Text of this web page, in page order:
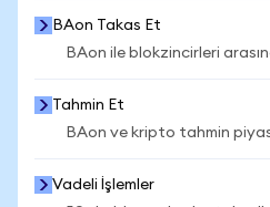
BAon Takas Et
BAon ile blokzincirleri
Tahmin Et
BAon ve kripto tahmin
Vadeli İşlemler